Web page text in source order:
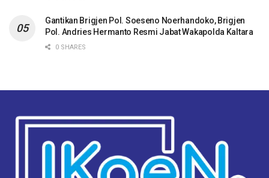
Gantikan Brigjen Pol. Soeseno Noerhandoko, Brigjen
Pol. Andries Hermanto Resmi Jabat Wakapolda Kaltara
0 SHARES